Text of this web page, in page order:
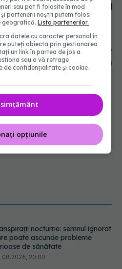
comunicat de presă al
Nutri-Score. Wiener,
cel mai mare risc din
sanatate
sanatate
Google News -
poți mânca și ce trebuie să eviți
ai gastrită: exemplu de meniu
reduce inflamația stomacului
19:00
sau pot fi folosite în mod
partenerii noștri putem folosi
geografică.Lista partenerilor.
datele cu caracter personal în
puteți obiecta prin gestionarea
un link în partea de jos a
sau a vă retrage
de confidențialitate și cookie-
opțiunile